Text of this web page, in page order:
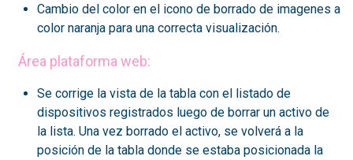
Cambio del color en el icono de borrado de imagenes a
color naranja para una correcta visualización.
Área plataforma web:
Se corrige la vista de la tabla con el listado de
dispositivos registrados luego de borrar un activo de
la lista. Una vez borrado el activo, se volverá a la
posición de la tabla donde se estaba posicionada la